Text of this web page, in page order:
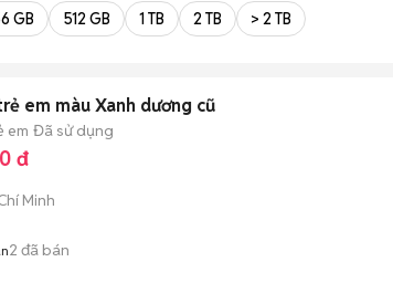
GB 512 GB 1 TB 2 TB > 2 TB
em màu Xanh dương cũ
em Đã sử dụng
đ
Minh
2 đã bán